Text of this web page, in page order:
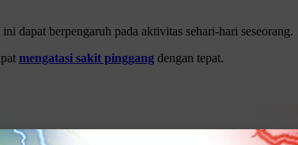
dapat berpengaruh pada aktivitas sehari-hari seseorang.
mengatasi sakit pinggang dengan tepat.